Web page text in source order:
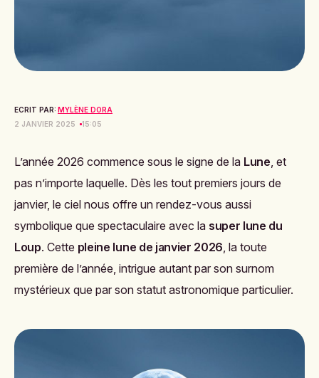
ECRIT PAR: MYLÈNE DORA
2 JANVIER 2025
15:05
L’année 2026 commence sous le signe de la Lune, et
pas n’importe laquelle. Dès les tout premiers jours de
janvier, le ciel nous offre un rendez-vous aussi
symbolique que spectaculaire avec la super lune du
Loup. Cette pleine lune de janvier 2026, la toute
première de l’année, intrigue autant par son surnom
mystérieux que par son statut astronomique particulier.